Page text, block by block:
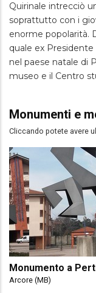
Quirinale intrecciò
soprattutto con i
enorme popolarità.
quale ex
nel paese natale di
museo e il Centro
Monumenti e
Cliccando potete avere
Monumento a
Arcore (MB)